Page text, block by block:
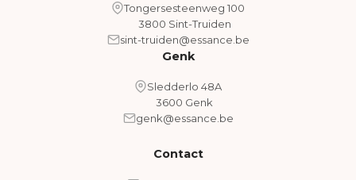
Tongersesteenweg 100
3800 Sint-Truiden
sint-truiden@essance.be
Genk
Sledderlo 48A
3600 Genk
genk@essance.be
Contact